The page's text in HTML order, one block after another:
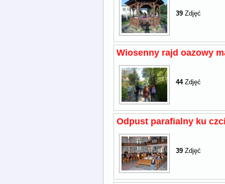
39 Zdjęć
Wiosenny rajd oazowy
44Zdjęć
Odpust parafialny ku
39 Zdjęć